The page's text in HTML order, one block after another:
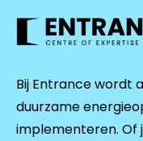
Bij Entrance wordt
duurzame
implementeren. Of